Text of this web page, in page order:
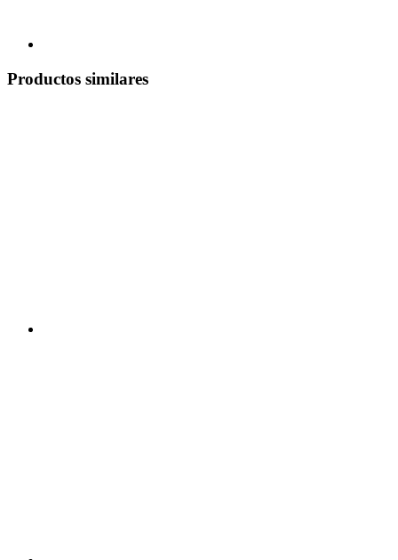
Productos similares